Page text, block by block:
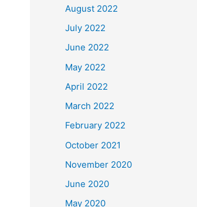
August 2022
July 2022
June 2022
May 2022
April 2022
March 2022
February 2022
October 2021
November 2020
June 2020
May 2020